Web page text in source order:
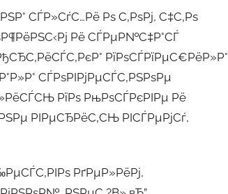
СЃР»СѓС…Рё Рѕ С‚РѕРј, С‡С‚Рѕ
Рё СЃРµР№С‡Р°СЃ
РїРѕСЃРїРµС€РёР»Р°
СЃРѕРІРјРµСЃС‚РЅРѕРµ
РїРѕ РњРѕСЃРєРІРµ Рё
РІРµСЂРёС‚СЊ РІСЃРµРјСѓ,
РґРµР»РёРј,